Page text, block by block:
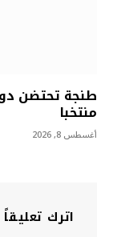
طنجة تحتضن
منتخبا
أغسطس 8, 2026
اترك تعليقاً